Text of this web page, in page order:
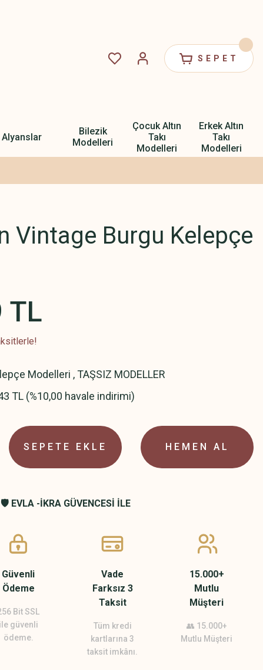
SEPET
Alyanslar
Bilezik
Modelleri
Çocuk Altın
Takı
Modelleri
Erkek Altın
Takı
Modelleri
Vintage Burgu Kelepçe
TL
Modelleri ,TAŞSIZ MODELLER
TL (%10,00 havale indirimi)
SEPETE EKLE HEMEN AL
🛡️ EVLA -İKRA GÜVENCESİ İLE
Güvenli
Ödeme
Bit SSL
ile güvenli
ödeme.
Vade
Farksız 3
Taksit
Tüm kredi
kartlarına 3
taksit imkânı.
15.000+
Mutlu
Müşteri
👥 15.000+
Mutlu Müşteri